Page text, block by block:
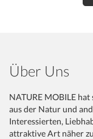
Über Uns
NATURE MOBILE
aus der Natur und
Interessierten,
attraktive Art näher